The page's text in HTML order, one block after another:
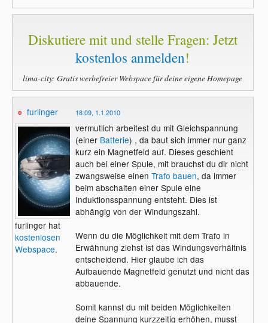
Diskutiere mit und stelle Fragen: Jetzt
kostenlos anmelden!
lima-city: Gratis werbefreier Webspace für deine eigene Homepage
furlinger
furlinger hat
kostenlosen
Webspace.
18:09, 1.1.2010
vermutlich arbeitest du mit Gleichspannung
(einer Batterie) , da baut sich immer nur ganz
kurz ein Magnetfeld auf. Dieses geschieht
auch bei einer Spule, mit brauchst du dir nicht
zwangsweise einen Trafo bauen, da immer
beim abschalten einer Spule eine
Induktionsspannung entsteht. Dies ist
abhängig von der Windungszahl.
Wenn du die Möglichkeit mit dem Trafo in
Erwähnung ziehst ist das Windungsverhältnis
entscheidend. Hier glaube ich das
Aufbauende Magnetfeld genutzt und nicht das
abbauende.
Somit kannst du mit beiden Möglichkeiten
deine Spannung kurzzeitig erhöhen, musst